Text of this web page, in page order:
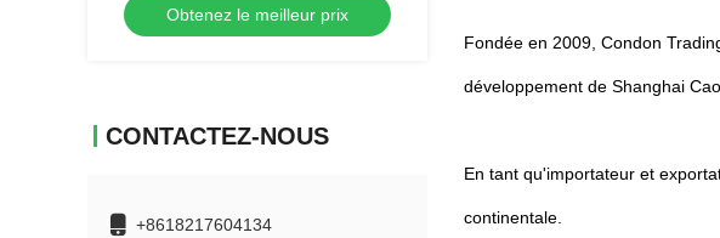
Obtenez le meilleur prix
CONTACTEZ-NOUS
+8618217604134
Fondée en 2009, Condon
développement de Shanghai
En tant qu'importateur et
continentale.